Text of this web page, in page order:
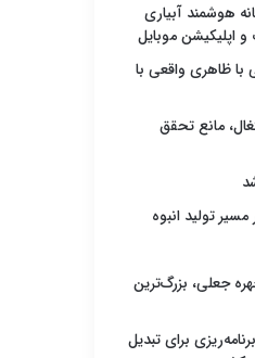
هوشمند آبیاری
اپلیکیشن موبایل
با ظاهری واقعی با
مانع تحقق
تولید انبوه
با چهره جعلی، بزرگ‌ترین
برای تبدیل